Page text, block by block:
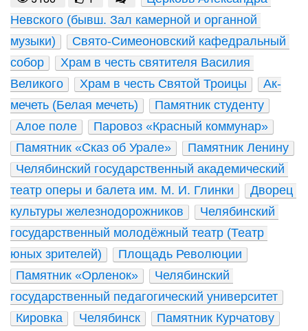
Невского (бывш. Зал камерной и органной
музыки)
Свято-Симеоновский кафедральный
собор
Храм в честь святителя Василия
Великого
Храм в честь Святой Троицы
Ак-
мечеть (Белая мечеть)
Памятник студенту
Алое поле
Паровоз «Красный коммунар»
Памятник «Сказ об Урале»
Памятник Ленину
Челябинский государственный академический
театр оперы и балета им. М. И. Глинки
Дворец
культуры железнодорожников
Челябинский
государственный молодёжный театр (Театр
юных зрителей)
Площадь Революции
Памятник «Орленок»
Челябинский
государственный педагогический университет
Кировка
Челябинск
Памятник Курчатову